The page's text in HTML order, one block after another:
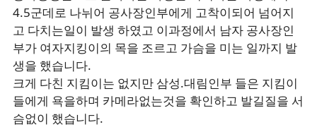
4.5군데로 나뉘어 공사장인부에게 고착이되어 넘어지
고 다치는일이 발생 하였고 이과정에서 남자 공사장인
부가 여자지킹이의 목을 조르고 가슴을 미는 일까지 발
생을 했습니다.
크게 다친 지킴이는 없지만 삼성.대림인부 들은 지킴이
들에게 욕을하며 카메라없는것을 확인하고 발길질을 서
슴없이 했습니다.